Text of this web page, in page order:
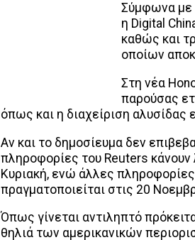
Σύμφωνα με
η Digital
καθώς και
οποίων
Στη νέα
παρούσας
όπως και η διαχείριση αλυσίδας
Αν και το δημοσίευμα δεν
πληροφορίες του Reuters κάνουν
Κυριακή, ενώ άλλες
πραγματοποιείται στις 20
Όπως γίνεται αντιληπτό
θηλιά των αμερικανικών